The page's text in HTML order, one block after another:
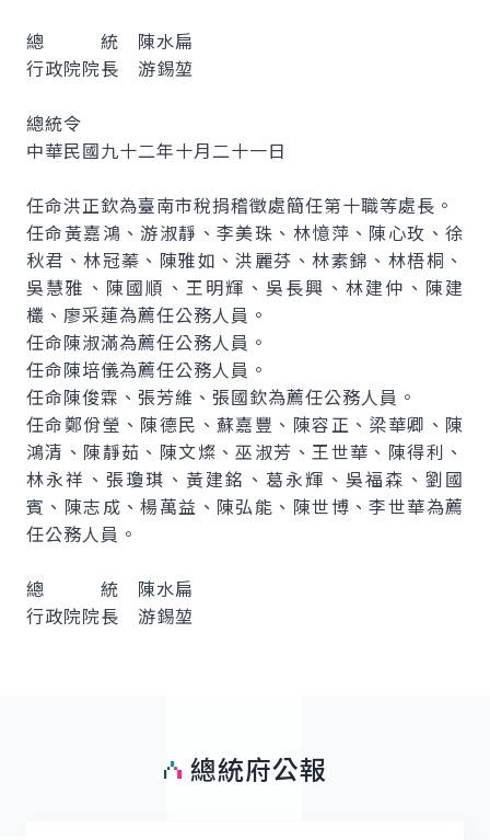
總 統 陳水扁
行政院院長 游錫堃
總統令
中華民國九十二年十月二十一日
任命洪正欽為臺南市稅捐稽徵處簡任第十職等處長。
任命黃嘉鴻、游淑靜、李美珠、林憶萍、陳心玫、徐
秋君、林冠蓁、陳雅如、洪麗芬、林素錦、林梧桐、
吳慧雅、陳國順、王明輝、吳長興、林建仲、陳建
欉、廖采蓮為薦任公務人員。
任命陳淑滿為薦任公務人員。
任命陳培儀為薦任公務人員。
任命陳俊霖、張芳維、張國欽為薦任公務人員。
任命鄭佾瑩、陳德民、蘇嘉豐、陳容正、梁華卿、陳
鴻清、陳靜茹、陳文燦、巫淑芳、王世華、陳得利、
林永祥、張瓊琪、黃建銘、葛永輝、吳福森、劉國
賓、陳志成、楊萬益、陳弘能、陳世博、李世華為薦
任公務人員。
總 統 陳水扁
行政院院長 游錫堃
總統府公報